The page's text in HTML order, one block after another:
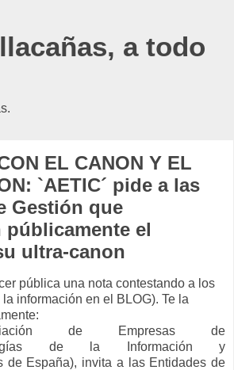
a todo
EL CANON Y EL
`AETIC´ pide a las
Gestión que
el
ultra-canon
pública una nota contestando a los
información en el BLOG). Te la
de Empresas de
de la Información y
de España), invita a las Entidades de